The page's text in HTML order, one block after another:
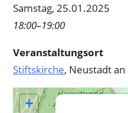
Samstag, 25.01.2025
18:00–19:00
Veranstaltungsort
Stiftskirche, Neustadt
+